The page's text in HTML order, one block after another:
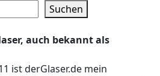
Suchen
auch bekannt als
ist derGlaser.de mein